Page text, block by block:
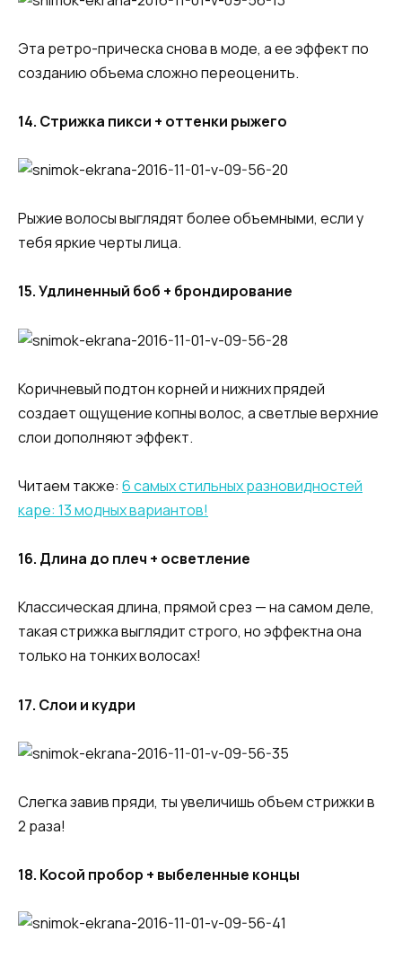
Эта ретро-прическа снова в моде, а ее эффект по
созданию объема сложно переоценить.
14. Стрижка пикси + оттенки рыжего
Рыжие волосы выглядят более объемными, если у
тебя яркие черты лица.
15. Удлиненный боб + брондирование
Коричневый подтон корней и нижних прядей
создает ощущение копны волос, а светлые верхние
слои дополняют эффект.
Читаем также: 6 самых стильных разновидностей
каре: 13 модных вариантов!
16. Длина до плеч + осветление
Классическая длина, прямой срез — на самом деле,
такая стрижка выглядит строго, но эффектна она
только на тонких волосах!
17. Слои и кудри
Слегка завив пряди, ты увеличишь объем стрижки в
2 раза!
18. Косой пробор + выбеленные концы